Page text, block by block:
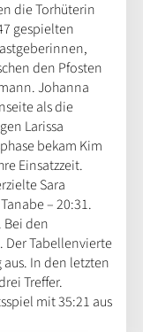
die Torhüterin
gespielten
den Pfosten
Johanna
als die
Larissa
bekam Kim
Einsatzzeit.
Sara
– 20:31.
Bei den
Der Tabellenvierte
In den letzten
Treffer.
mit 35:21 aus